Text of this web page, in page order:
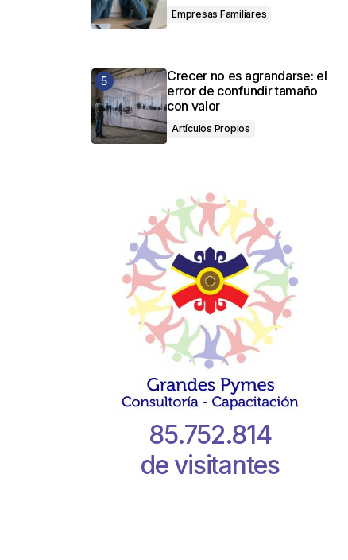
Empresas Familiares
Crecer no es agrandarse: el
error de confundir tamaño
con valor
Artículos Propios
85.752.814
de visitantes